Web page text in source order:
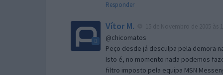
Responder
Vítor M.
@chicomatos
Peço desde já desculpa pela demora
Isto é, no momento nada podemos
filtro imposto pela equipa MSN